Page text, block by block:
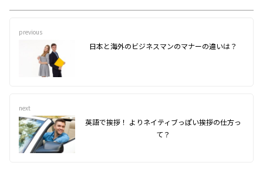
previous
日本と海外のビジネスマンのマナーの違いは？
next
英語で挨拶！ よりネイティブっぽい挨拶の仕方っ
て？